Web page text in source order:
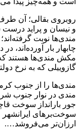
روبروی بقالی؛ آن
و نیسان و پراید
مندی‌ها نوبت گرفته‌اند؛
چابهار بار
گازوییلی که به نرخ دولتی خریده‌اند را
مندی‌ها را از جنوب
مندی در نوار جنوب
جور بارانداز سوخت
سوخت‌بر‌های ایرانشهر
ارزان‌تر می‌فروشد….